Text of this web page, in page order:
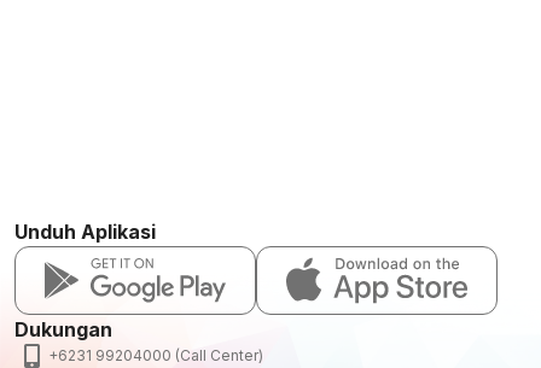
Dukungan
+6231 99204000 (Call Center)
Unduh Aplikasi